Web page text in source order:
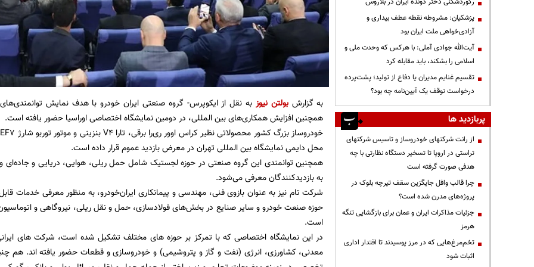
به گزارشبولتن نیوز به نقل از ایکوپرس- گروه صنعتی ایران خودرو با هدف نمایش
همچنین افزایش همکاری‌های بین المللی، در دومین نمایشگاه اختصاصی اوراسیا حضور یافته است.
محل دایمی نمایشگاه‌ بین المللی تهران در معرض بازدید عموم قرار داده است.
همچنین توانمندی این گروه صنعتی در حوزه لجستیک شامل حمل ریلی، هوایی، دریایی و جاده‌ای
به بازدیدکنندگان معرفی می‌شود.
شرکت تام نیز به عنوان بازوی فنی، مهندسی و پیمانکاری ایران‌خودرو، به منظور معرفی خدمات
حوزه صنعت خودرو و سایر صنایع در بخش‌های فولادسازی، حمل و نقل ریلی، نیروگاهی و
است.
در این نمایشگاه اختصاصی که با تمرکز بر حوزه های مختلف تشکیل شده است، شرکت های
معدنی، کشاورزی، انرژی (نفت و گاز و پتروشیمی) و خودروسازی و قطعات حضور یافته اند. هم
پزشکیان: مشروطه نقطه عطف بیداری و
آزادی‌خواهی ملت ایران بود
آیت‌الله جوادی آملی: با هرکس که وحدت ملی و
اسلامی را بشکند، باید مقابله کرد
تقسیم غنایم مدیران یا دفاع از تولید؛ پشت‌پرده
درخواست توقف یک آیین‌نامه چه بود؟
پربازدید ها
از رانت‌ شرکتهای خودروساز و تاسیس شرکتهای
تراستی در اروپا تا تسخیر دستگاه نظارتی با چه
هدفی صورت گرفته است
چرا قالب وافل جایگزین سقف تیرچه بلوک در
پروژه‌های مدرن شده است؟
جزئیات مذاکرات ایران و عمان برای بازگشایی تنگه
هرمز
تخم‌مرغ‌هایی که در مرز پوسیدند تا اقتدار اداری
اثبات شود